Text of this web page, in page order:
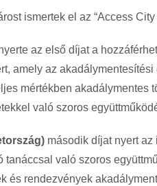
ismertek el az “Access
az első díjat a
amely az
mértékben akadálymentes
való szoros
második díjat nyert az
tanáccsal való szoros
és rendezvények